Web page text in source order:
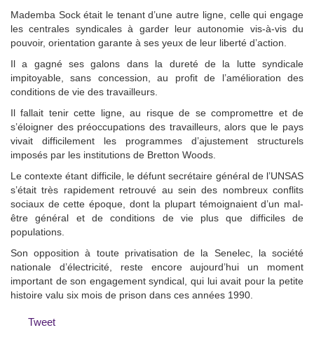
Mademba Sock était le tenant d’une autre ligne, celle qui engage
les centrales syndicales à garder leur autonomie vis-à-vis du
pouvoir, orientation garante à ses yeux de leur liberté d’action.
Il a gagné ses galons dans la dureté de la lutte syndicale
impitoyable, sans concession, au profit de l’amélioration des
conditions de vie des travailleurs.
Il fallait tenir cette ligne, au risque de se compromettre et de
s’éloigner des préoccupations des travailleurs, alors que le pays
vivait difficilement les programmes d’ajustement structurels
imposés par les institutions de Bretton Woods.
Le contexte étant difficile, le défunt secrétaire général de l’UNSAS
s’était très rapidement retrouvé au sein des nombreux conflits
sociaux de cette époque, dont la plupart témoignaient d’un mal-
être général et de conditions de vie plus que difficiles de
populations.
Son opposition à toute privatisation de la Senelec, la société
nationale d’électricité, reste encore aujourd’hui un moment
important de son engagement syndical, qui lui avait pour la petite
histoire valu six mois de prison dans ces années 1990.
Tweet